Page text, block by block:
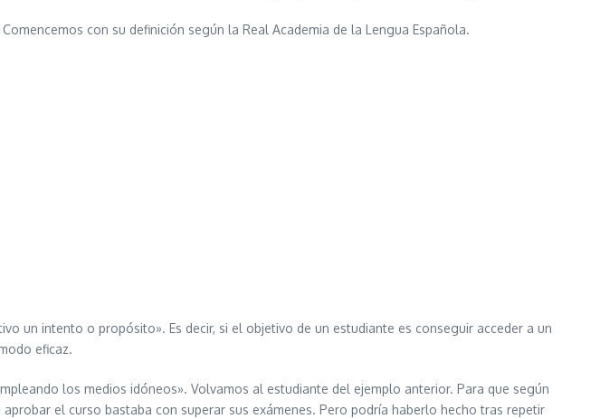
con su definición según la Real Academia de la Lengua Española.
un intento o propósito». Es decir, si el objetivo de un estudiante es conseguir acceder a un
eficaz.
los medios idóneos». Volvamos al estudiante del ejemplo anterior. Para que según
el curso bastaba con superar sus exámenes. Pero podría haberlo hecho tras repetir